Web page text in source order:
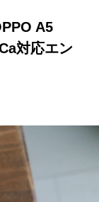
A5
対応エン